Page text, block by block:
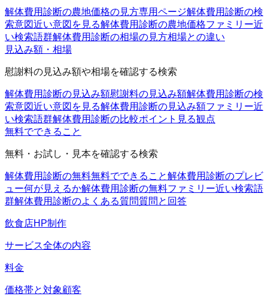
解体費用診断の農地価格の見方専用ページ解体費用診断の検
索意図近い意図を見る解体費用診断の農地価格ファミリー近
い検索語群解体費用診断の相場の見方相場との違い
見込み額・相場
慰謝料の見込み額や相場を確認する検索
解体費用診断の見込み額慰謝料の見込み額解体費用診断の検
索意図近い意図を見る解体費用診断の見込み額ファミリー近
い検索語群解体費用診断の比較ポイント 見る観点
無料でできること
無料・お試し・見本を確認する検索
解体費用診断の無料無料でできること解体費用診断のプレビ
ュー何が見えるか解体費用診断の無料ファミリー近い検索語
群解体費用診断のよくある質問質問と回答
飲食店HP制作
サービス全体の内容
料金
価格帯と対象顧客